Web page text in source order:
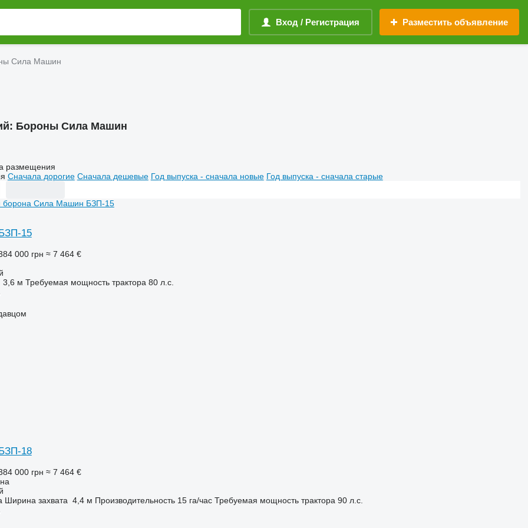
Вход / Регистрация Разместить объявление
Сила Машин
Бороны Сила Машин
размещения
Сначала дорогие Сначала дешевые Год выпуска - сначала новые Год выпуска - сначала старые
15
000 грн ≈ 7 464 €
3,6 м Требуемая мощность трактора 80 л.с.
18
000 грн ≈ 7 464 €
Ширина захвата 4,4 м Производительность 15 га/час Требуемая мощность трактора 90 л.с.